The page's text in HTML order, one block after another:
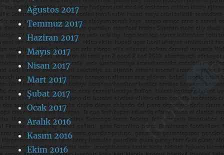
Ağustos 2017
Temmuz 2017
Haziran 2017
Mayıs 2017
Nisan 2017
Mart 2017
Şubat 2017
Ocak 2017
Aralık 2016
Kasım 2016
Ekim 2016